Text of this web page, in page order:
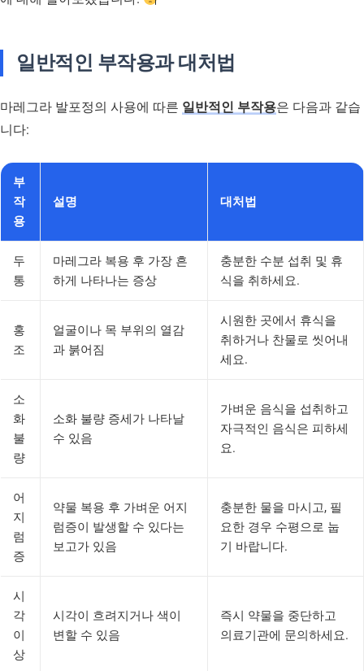
일반적인 부작용과 대처법
마레그라 발포정의 사용에 따른 일반적인 부작용은 다음과 같습
니다:
부
작
용
설명 대처법
두
통
마레그라 복용 후 가장 흔
하게 나타나는 증상
충분한 수분 섭취 및 휴
식을 취하세요.
홍
조
얼굴이나 목 부위의 열감
과 붉어짐
시원한 곳에서 휴식을
취하거나 찬물로 씻어내
세요.
소
화
불
량
소화 불량 증세가 나타날
수 있음
가벼운 음식을 섭취하고
자극적인 음식은 피하세
요.
어
지
럼
증
약물 복용 후 가벼운 어지
럼증이 발생할 수 있다는
보고가 있음
충분한 물을 마시고, 필
요한 경우 수평으로 눕
기 바랍니다.
시
각
이
상
시각이 흐려지거나 색이
변할 수 있음
즉시 약물을 중단하고
의료기관에 문의하세요.